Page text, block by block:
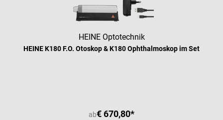
HEINE Optotechnik
HEINE K180 F.O. Otoskop & K180 Ophthalmoskop im Set
ab€ 670,80*